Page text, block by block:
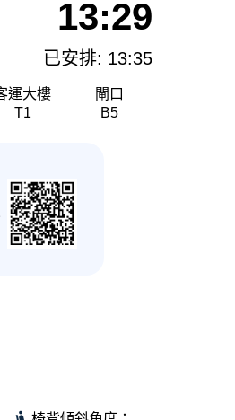
13:29
已安排: 13:35
運大樓
T1
閘口
B5